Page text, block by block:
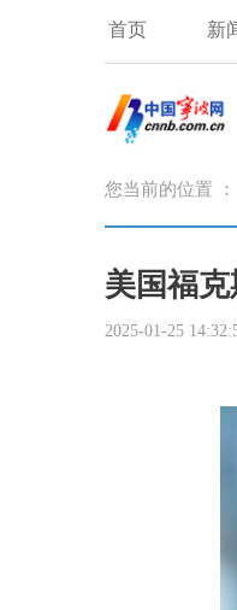
首页 新
您当前的位置 ：
美国福
2025-01-25